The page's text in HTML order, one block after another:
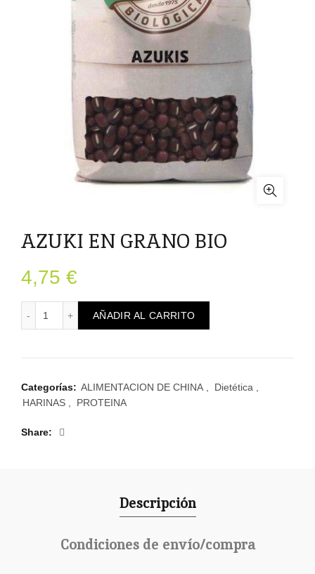
AZUKI EN GRANO BIO
4,75 €
AZUKI EN GRANO BIO cantidad
AÑADIR AL CARRITO
Categorías: ALIMENTACION DE CHINA Dietética
HARINAS
PROTEINA
Share
Descripción
Condiciones de envío/compra